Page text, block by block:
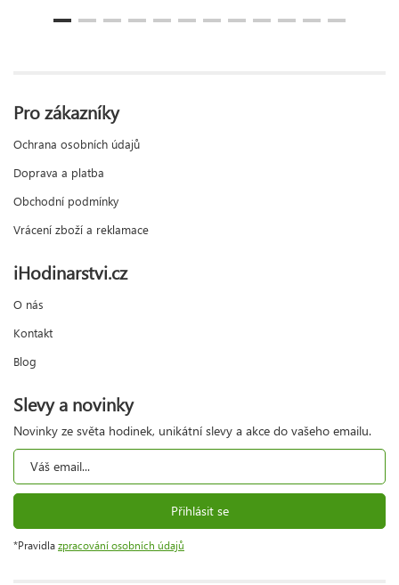
Pro zákazníky
Ochrana osobních údajů
Doprava a platba
Obchodní podmínky
Vrácení zboží a reklamace
iHodinarstvi.cz
O nás
Kontakt
Blog
Slevy a novinky
Novinky ze světa hodinek, unikátní slevy a akce do vašeho emailu.
Přihlásit se
*Pravidla zpracování osobních údajů